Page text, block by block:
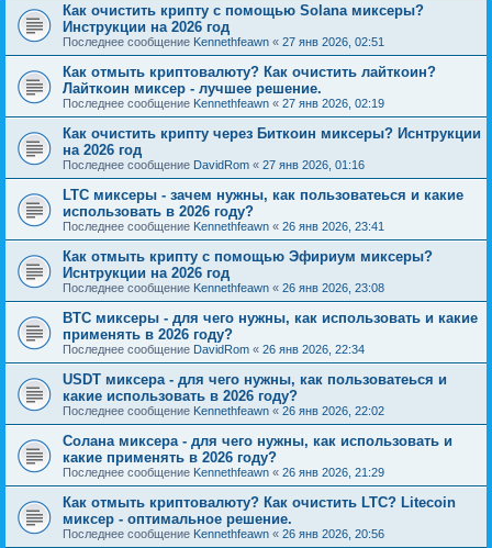
Как очистить крипту с помощью Solana миксеры?
Инструкции на 2026 год
Последнее сообщение Kennethfeawn « 27 янв 2026, 02:51
Как отмыть криптовалюту? Как очистить лайткоин?
Лайткоин миксер - лучшее решение.
Последнее сообщение Kennethfeawn « 27 янв 2026, 02:19
Как очистить крипту через Биткоин миксеры? Иснтрукции
на 2026 год
Последнее сообщение DavidRom « 27 янв 2026, 01:16
LTC миксеры - зачем нужны, как пользоватеься и какие
использовать в 2026 году?
Последнее сообщение Kennethfeawn « 26 янв 2026, 23:41
Как отмыть крипту с помощью Эфириум миксеры?
Иснтрукции на 2026 год
Последнее сообщение Kennethfeawn « 26 янв 2026, 23:08
BTC миксеры - для чего нужны, как использовать и какие
применять в 2026 году?
Последнее сообщение DavidRom « 26 янв 2026, 22:34
USDT миксера - для чего нужны, как пользоватеься и
какие использовать в 2026 году?
Последнее сообщение Kennethfeawn « 26 янв 2026, 22:02
Солана миксера - для чего нужны, как использовать и
какие применять в 2026 году?
Последнее сообщение Kennethfeawn « 26 янв 2026, 21:29
Как отмыть криптовалюту? Как очистить LTC? Litecoin
миксер - оптимальное решение.
Последнее сообщение Kennethfeawn « 26 янв 2026, 20:56